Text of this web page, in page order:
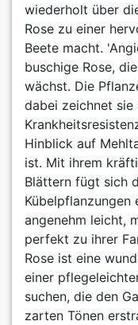
wiederholt über
Rose zu einer
Beete macht.
buschige Rose,
wächst. Die
dabei zeichnet
Hinblick auf
ist. Mit ihrem
Blättern fügt sich
angenehm leicht,
perfekt zu ihrer
Rose ist eine
einer
suchen, die den
zarten Tönen